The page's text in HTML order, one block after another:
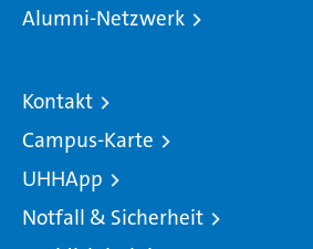
Alumni-Netzwerk
Kontakt
Campus-Karte
UHHApp
Notfall & Sicherheit